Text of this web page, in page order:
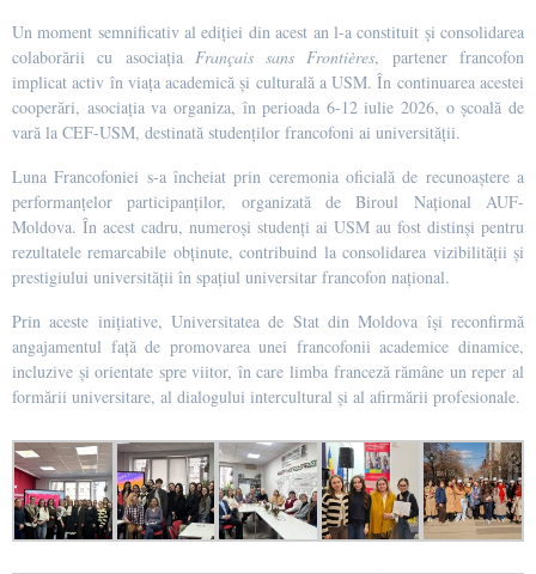
Un moment semnificativ al ediției din acest an l-a constituit și consolidarea
colaborării cu asociația Français sans Frontières, partener francofon
implicat activ în viața academică și culturală a USM. În continuarea acestei
cooperări, asociația va organiza, în perioada 6-12 iulie 2026, o școală de
vară la CEF-USM, destinată studenților francofoni ai universității.
Luna Francofoniei s-a încheiat prin ceremonia oficială de recunoaștere a
performanțelor participanților, organizată de Biroul Național AUF-
Moldova. În acest cadru, numeroși studenți ai USM au fost distinși pentru
rezultatele remarcabile obținute, contribuind la consolidarea vizibilității și
prestigiului universității în spațiul universitar francofon național.
Prin aceste inițiative, Universitatea de Stat din Moldova își reconfirmă
angajamentul față de promovarea unei francofonii academice dinamice,
incluzive și orientate spre viitor, în care limba franceză rămâne un reper al
formării universitare, al dialogului intercultural și al afirmării profesionale.